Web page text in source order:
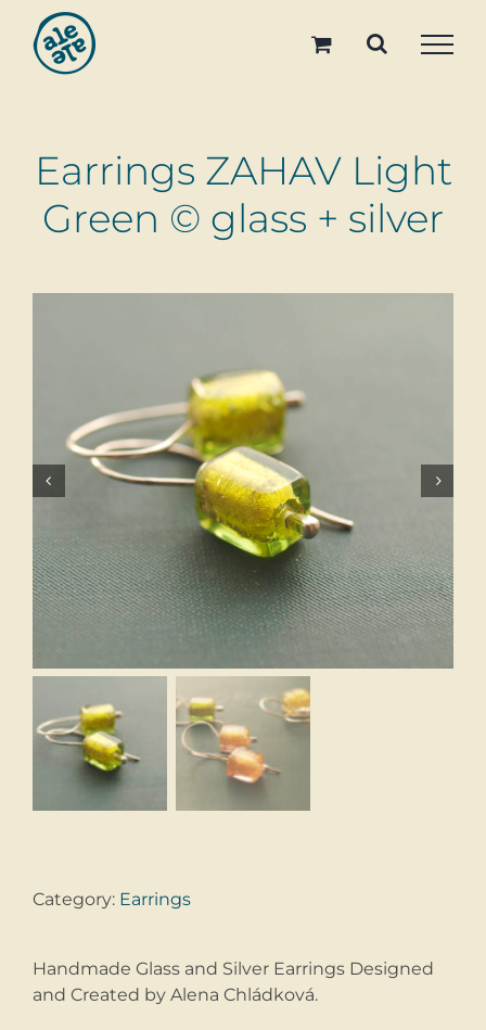
content
Earrings ZAHAV Light
Green © glass + silver
 
Handmade Glass and Silver Earrings Designed
and Created by Alena Chládková.
Category: Earrings